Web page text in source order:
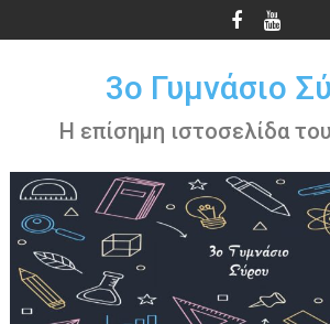
στο
3ο Γυμνάσιο
Η επίσημη ιστοσελίδα